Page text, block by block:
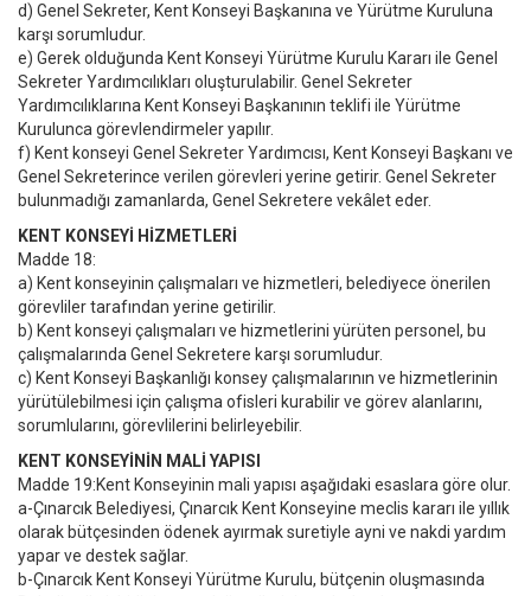
d) Genel Sekreter, Kent Konseyi Başkanına ve Yürütme Kuruluna
karşı sorumludur.
e) Gerek olduğunda Kent Konseyi Yürütme Kurulu Kararı ile Genel
Sekreter Yardımcılıkları oluşturulabilir. Genel Sekreter
Yardımcılıklarına Kent Konseyi Başkanının teklifi ile Yürütme
Kurulunca görevlendirmeler yapılır.
f) Kent konseyi Genel Sekreter Yardımcısı, Kent Konseyi Başkanı ve
Genel Sekreterince verilen görevleri yerine getirir. Genel Sekreter
bulunmadığı zamanlarda, Genel Sekretere vekâlet eder.
KENT KONSEYİ HİZMETLERİ
Madde 18:
a) Kent konseyinin çalışmaları ve hizmetleri, belediyece önerilen
görevliler tarafından yerine getirilir.
b) Kent konseyi çalışmaları ve hizmetlerini yürüten personel, bu
çalışmalarında Genel Sekretere karşı sorumludur.
c) Kent Konseyi Başkanlığı konsey çalışmalarının ve hizmetlerinin
yürütülebilmesi için çalışma ofisleri kurabilir ve görev alanlarını,
sorumlularını, görevlilerini belirleyebilir.
KENT KONSEYİNİN MALİ YAPISI
Madde 19:Kent Konseyinin mali yapısı aşağıdaki esaslara göre olur.
a-Çınarcık Belediyesi, Çınarcık Kent Konseyine meclis kararı ile yıllık
olarak bütçesinden ödenek ayırmak suretiyle ayni ve nakdi yardım
yapar ve destek sağlar.
b-Çınarcık Kent Konseyi Yürütme Kurulu, bütçenin oluşmasında